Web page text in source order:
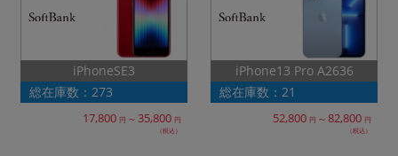
iPhoneSE3
総在庫数：273
17,800 円 ～ 35,800 円
（税込）
iPhone13 Pro A2636
総在庫数：21
52,800 円 ～ 82,800 円
（税込）